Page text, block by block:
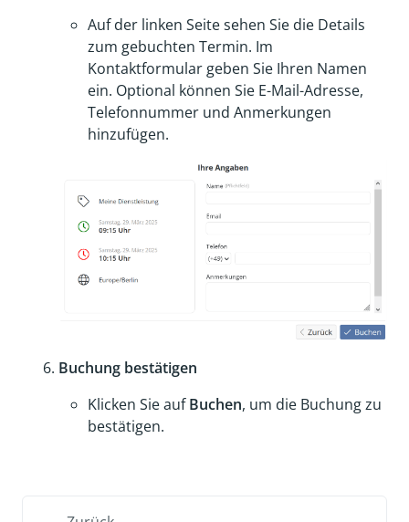
Auf der linken Seite sehen Sie die Details
zum gebuchten Termin. Im
Kontaktformular geben Sie Ihren Namen
ein. Optional können Sie E-Mail-Adresse,
Telefonnummer und Anmerkungen
hinzufügen.
Buchung bestätigen
Klicken Sie aufBuchen, um die Buchung zu
bestätigen.